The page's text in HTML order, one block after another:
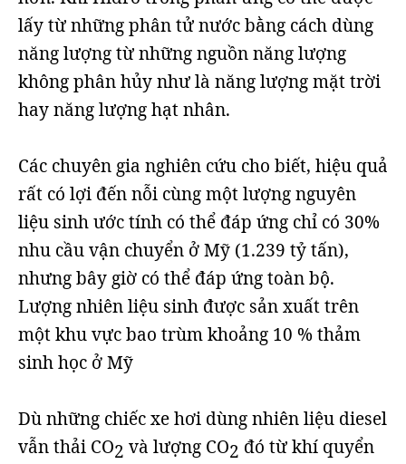
lấy từ những phân tử nước bằng cách dùng
năng lượng từ những nguồn năng lượng
không phân hủy như là năng lượng mặt trời
hay năng lượng hạt nhân.
Các chuyên gia nghiên cứu cho biết, hiệu quả
rất có lợi đến nỗi cùng một lượng nguyên
liệu sinh ước tính có thể đáp ứng chỉ có 30%
nhu cầu vận chuyển ở Mỹ (1.239 tỷ tấn),
nhưng bây giờ có thể đáp ứng toàn bộ.
Lượng nhiên liệu sinh được sản xuất trên
một khu vực bao trùm khoảng 10 % thảm
sinh học ở Mỹ
Dù những chiếc xe hơi dùng nhiên liệu diesel
vẫn thải CO2 và lượng CO2 đó từ khí quyển